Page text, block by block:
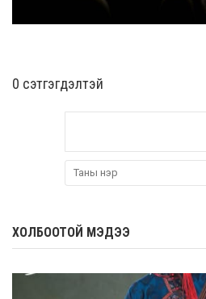
0 cэтгэгдэлтэй
ХОЛБООТОЙ МЭДЭЭ